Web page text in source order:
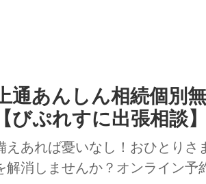
通あんしん相続個別
【びぷれすに出張相談】
えあれば憂いなし！おひとりさ
解消しませんか？オンライン予